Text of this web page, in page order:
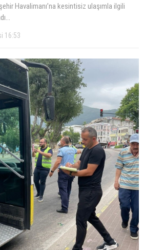
Havalimanı’na kesintisiz ulaşımla ilgili
16:53